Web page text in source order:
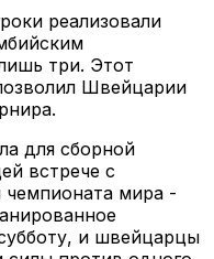
реализовали
три. Этот
Швейцарии
для сборной
встрече с
мира -
и швейцарцы